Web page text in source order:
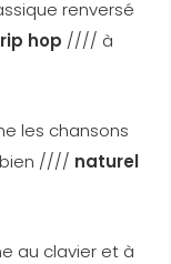
renversé
hop //// à
les chansons
bien //// naturel
au clavier et à